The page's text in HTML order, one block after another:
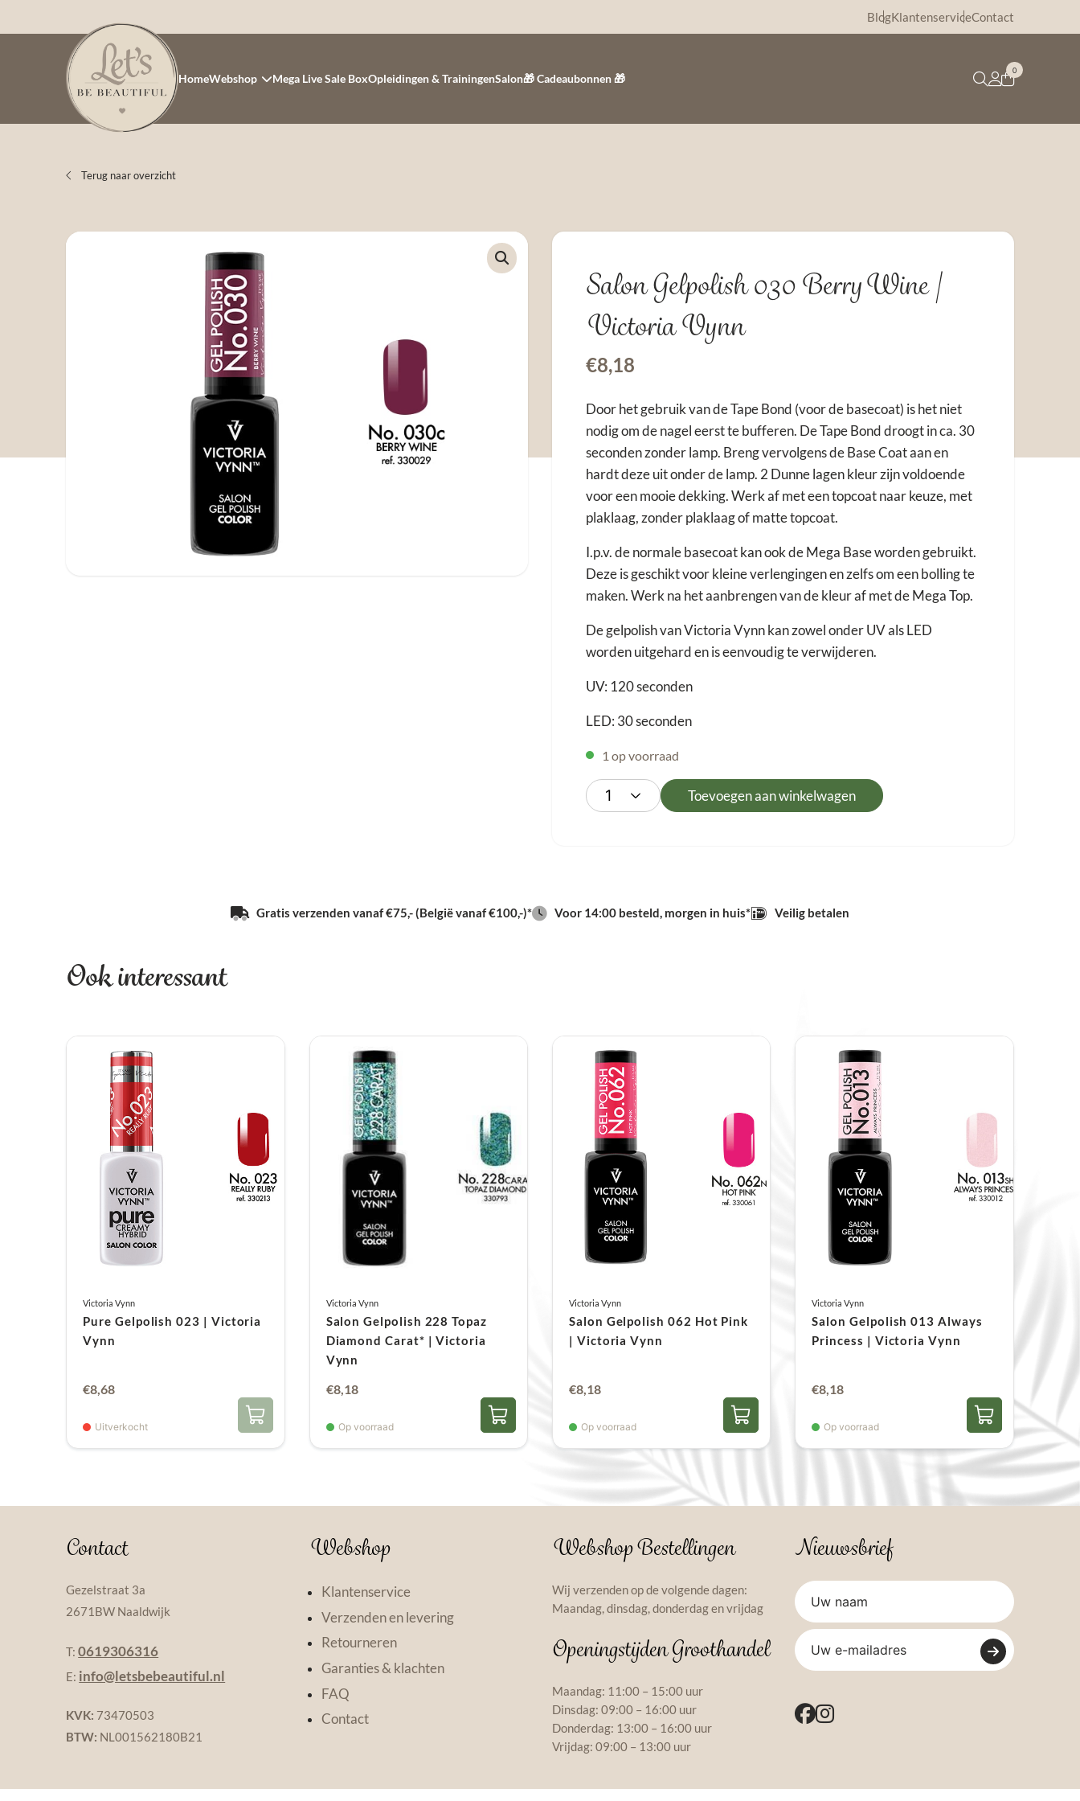
BlogKlantenserviceContact
HomeWebshop Mega Live Sale BoxOpleidingen & TrainingenSalon🎁 Cadeaubonnen 🎁
0
Terug naar overzicht
Salon Gelpolish 030 Berry Wine |
Victoria Vynn
€8,18
Door het gebruik van de Tape Bond (voor de basecoat) is het niet
nodig om de nagel eerst te bufferen. De Tape Bond droogt in ca. 30
seconden zonder lamp. Breng vervolgens de Base Coat aan en
hardt deze uit onder de lamp. 2 Dunne lagen kleur zijn voldoende
voor een mooie dekking. Werk af met een topcoat naar keuze, met
plaklaag, zonder plaklaag of matte topcoat.
I.p.v. de normale basecoat kan ook de Mega Base worden gebruikt.
Deze is geschikt voor kleine verlengingen en zelfs om een bolling te
maken. Werk na het aanbrengen van de kleur af met de Mega Top.
De gelpolish van Victoria Vynn kan zowel onder UV als LED
worden uitgehard en is eenvoudig te verwijderen.
UV: 120 seconden
LED: 30 seconden
1 op voorraad
Toevoegen aan winkelwagen
Gratis verzenden vanaf €75,- (België vanaf €100,-)* Voor 14:00 besteld, morgen in huis* Veilig betalen
Ook interessant
Victoria Vynn
Pure Gelpolish 023 | Victoria
Vynn
€8,68
Uitverkocht
Victoria Vynn
Salon Gelpolish 228 Topaz
Diamond Carat* | Victoria
Vynn
€8,18
Op voorraad
Victoria Vynn
Salon Gelpolish 062 Hot Pink
| Victoria Vynn
€8,18
Op voorraad
Victoria Vynn
Salon Gelpolish 013 Always
Princess | Victoria Vynn
€8,18
Op voorraad
Contact
Gezelstraat 3a
2671BW Naaldwijk
T:0619306316
E: info@letsbebeautiful.nl
KVK: 73470503
BTW: NL001562180B21
Webshop
Klantenservice
Verzenden en levering
Retourneren
Garanties & klachten
FAQ
Contact
Webshop Bestellingen
Wij verzenden op de volgende dagen:
Maandag, dinsdag, donderdag en vrijdag
Openingstijden Groothandel
Maandag: 11:00 – 15:00 uur
Dinsdag: 09:00 – 16:00 uur
Donderdag: 13:00 – 16:00 uur
Vrijdag: 09:00 – 13:00 uur
Nieuwsbrief